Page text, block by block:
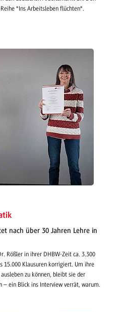
"Ins Arbeitsleben flüchten".
nach über 30 Jahren Lehre in
Rößler in ihrer DHBW-Zeit ca. 3.300
15.000 Klausuren korrigiert. Um ihre
zu können, bleibt sie der
– ein Blick ins Interview verrät, warum.